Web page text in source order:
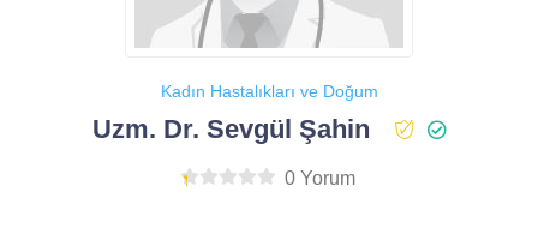
Kadın Hastalıkları ve Doğum
Uzm. Dr. Sevgül Şahin
0 Yorum